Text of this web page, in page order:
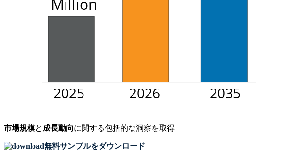
市場規模と 成長動向に関する包括的な洞察を取得
無料サンプルをダウンロード